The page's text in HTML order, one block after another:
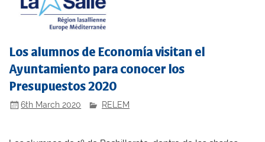
Los alumnos de Economía visitan el
Ayuntamiento para conocer los
Presupuestos 2020
6th March 2020 RELEM